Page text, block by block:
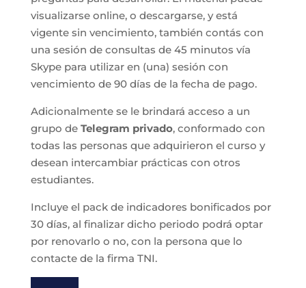
visualizarse online, o descargarse, y está
vigente sin vencimiento, también contás con
una sesión de consultas de 45 minutos vía
Skype para utilizar en (una) sesión con
vencimiento de 90 días de la fecha de pago.
Adicionalmente se le brindará acceso a un
grupo de Telegram privado, conformado con
todas las personas que adquirieron el curso y
desean intercambiar prácticas con otros
estudiantes.
Incluye el pack de indicadores bonificados por
30 días, al finalizar dicho periodo podrá optar
por renovarlo o no, con la persona que lo
contacte de la firma TNI.